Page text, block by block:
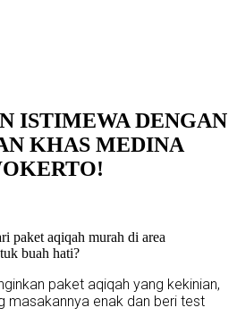
ISTIMEWA DENGAN
KHAS MEDINA
paket aqiqah murah di area
buah hati?
paket aqiqah yang kekinian,
masakannya enak dan beri test